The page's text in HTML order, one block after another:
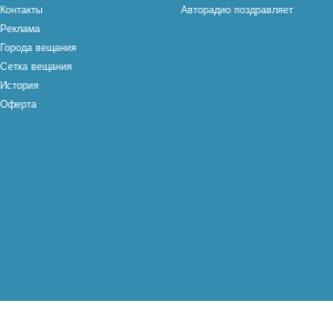
Контакты
Реклама
Города вещания
Сетка вещания
История
Оферта
Авторадио поздравляет